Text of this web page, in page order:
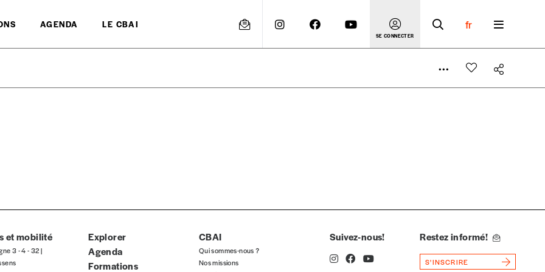
AGENDA LE CBAI
SE CONNECTER
fr
indicatif. De cette manière, vous soutenez le travail de l’équipe de rédaction selon vos moyens et vos motivations.
et mobilité
3 - 4 - 32 |
Explorer
Agenda
Formations
CBAI
Qui sommes-nous ?
Nos missions
Suivez-nous! Restez informé!
S'INSCRIRE